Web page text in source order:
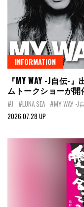
INFORMATION
『MY WAY -J自伝-
ムトークショーが開
#J #LUNA SEA #MY WAY -J
2026.07.28 UP